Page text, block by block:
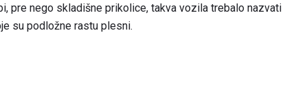
pre nego skladišne ​​prikolice, takva vozila trebalo nazvati
su podložne rastu plesni.